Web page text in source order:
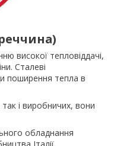
високої тепловіддачі,
Сталеві
поширення тепла в
і виробничих, вони
обладнання